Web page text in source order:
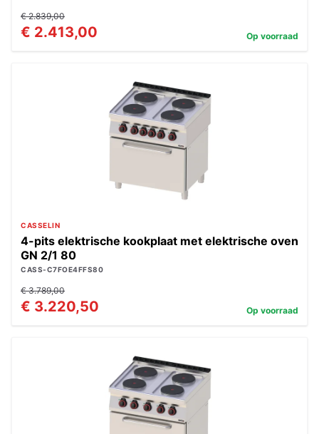
€ 2.839,00
€ 2.413,00 Op voorraad
CASSELIN
4-pits elektrische kookplaat met elektrische oven
GN 2/1 80
CASS-C7FOE4FFS80
€ 3.789,00
€ 3.220,50 Op voorraad